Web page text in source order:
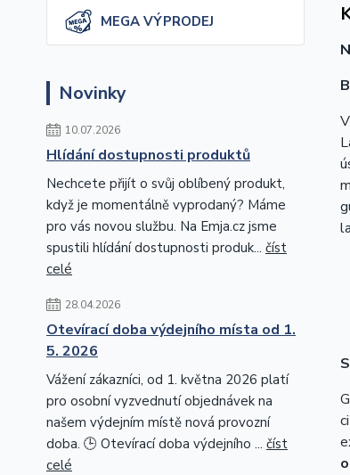
MEGA VÝPRODEJ
Novinky
10.07.2026
Hlídání dostupnosti produktů
Nechcete přijít o svůj oblíbený produkt,
když je momentálně vyprodaný? Máme
pro vás novou službu. Na Emja.cz jsme
spustili hlídání dostupnosti produk... číst
celé
28.04.2026
Otevírací doba výdejního místa od 1.
5. 2026
Vážení zákazníci, od 1. května 2026 platí
pro osobní vyzvednutí objednávek na
našem výdejním místě nová provozní
doba. 🕒 Otevírací doba výdejního ... číst
celé